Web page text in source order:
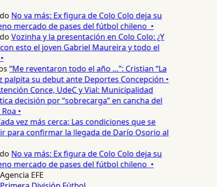
No va más: Ex figura de Colo Colo deja su
mercado de pases del fútbol chileno •
Vozinha y la presentación en Colo Colo: ¿Y
esto el joven Gabriel Maureira y todo el
“Me reventaron todo el año …”: Cristian “La
palpita su debut ante Deportes Concepción •
Conce, UdeC y Vial: Municipalidad
decisión por “sobrecarga” en cancha del
•
vez más cerca: Las condiciones que se
para confirmar la llegada de Darío Osorio al
No va más: Ex figura de Colo Colo deja su
mercado de pases del fútbol chileno •
Agencia EFE